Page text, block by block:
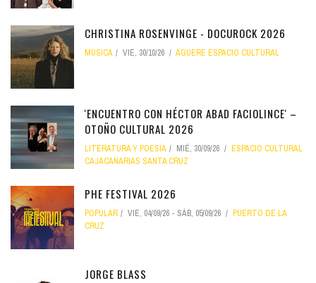
CHRISTINA ROSENVINGE - DOCUROCK 2026
MÚSICA VIE, 30/10/26 AGUERE ESPACIO CULTURAL
'ENCUENTRO CON HÉCTOR ABAD FACIOLINCE' –
OTOÑO CULTURAL 2026
LITERATURA Y POESÍA MIÉ, 30/09/26
ESPACIO CULTURAL
CAJACANARIAS SANTA CRUZ
PHE FESTIVAL 2026
POPULAR VIE, 04/09/26 - SÁB, 05/09/26
PUERTO DE LA
CRUZ
JORGE BLASS